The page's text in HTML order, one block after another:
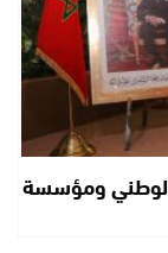
الوطني ومؤسسة